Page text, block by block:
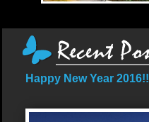
Happy New Year 2016!!